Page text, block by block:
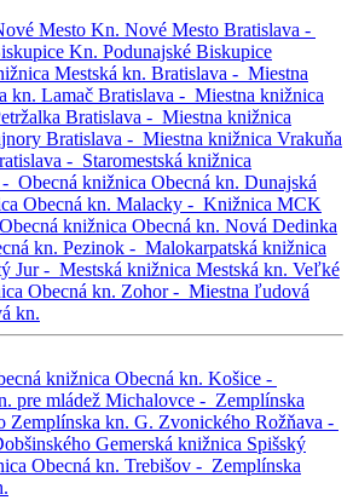
Mesto Kn. Nové Mesto Bratislava -
Kn. Podunajské Biskupice
Mestská kn. Bratislava - Miestna
kn. Lamač Bratislava - Miestna knižnica
Bratislava - Miestna knižnica
Bratislava - Miestna knižnica Vrakuňa
- Staromestská knižnica
Obecná knižnica Obecná kn. Dunajská
Obecná kn. Malacky - Knižnica MCK
Obecná knižnica Obecná kn. Nová Dedinka
kn. Pezinok - Malokarpatská knižnica
Jur - Mestská knižnica Mestská kn. Veľké
Obecná kn. Zohor - Miestna ľudová
kn.
knižnica Obecná kn. Košice -
pre mládež Michalovce - Zemplínska
Zemplínska kn. G. Zvonického Rožňava -
Gemerská knižnica Spišský
Obecná kn. Trebišov - Zemplínska